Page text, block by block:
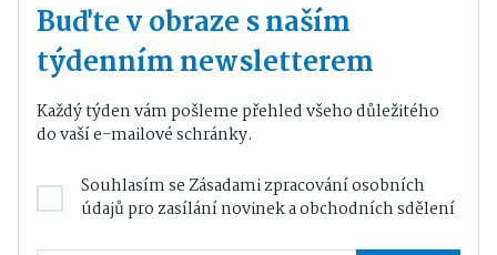
Buďte v obraze s naším
týdenním newsletterem
Každý týden vám pošleme přehled všeho důležitého
do vaší e-mailové schránky.
Souhlasím seZásadami zpracování osobních
údajůpro zasílání novinek a obchodních sdělení